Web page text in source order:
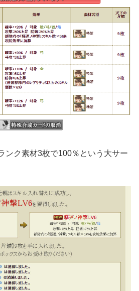
ンク素材3枚で100％という大サー